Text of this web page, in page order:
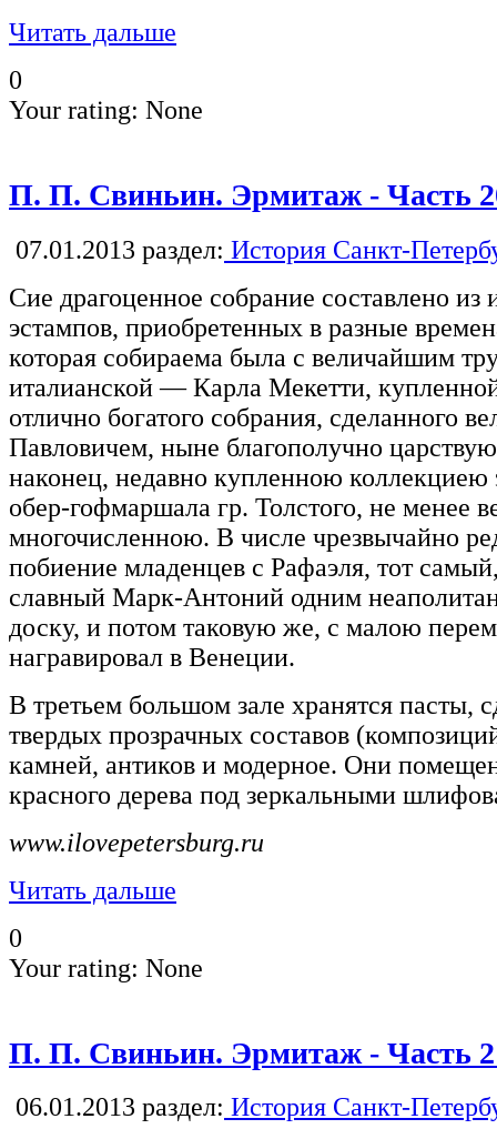
Читать дальше
0
Your rating: None
П. П. Свиньин. Эрмитаж - Часть
07.01.2013 раздел: История Санкт-
Сие драгоценное собрание составлено из
эстампов, приобретенных в разные
которая собираема была с величайшим
италианской — Карла Мекетти,
отлично богатого собрания, сделанного
Павловичем, ныне благополучно
наконец, недавно купленною коллекциею
обер-гофмаршала гр. Толстого, не менее
многочисленною. В числе чрезвычайно
побиение младенцев с Рафаэля, тот
славный Марк-Антоний одним
доску, и потом таковую же, с малою
награвировал в Венеции.
В третьем большом зале хранятся пасты,
твердых прозрачных составов
камней, антиков и модерное. Они
красного дерева под зеркальными
www.ilovepetersburg.ru
Читать дальше
0
Your rating: None
П. П. Свиньин. Эрмитаж - Часть
06.01.2013 раздел: История Санкт-